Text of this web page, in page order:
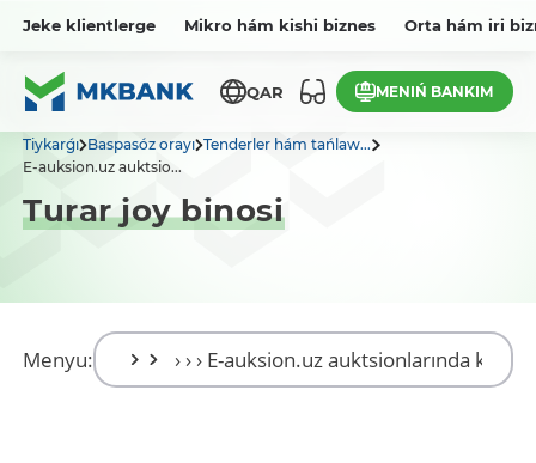
Jeke klientlerge Mikro hám kishi biznes Orta hám iri
QAR MENIŃ BANKIM
Tiykarǵı Baspasóz orayı Tenderler hám tańlaw...
E-auksion.uz auktsio...
Turar joy binosi
Menyu: